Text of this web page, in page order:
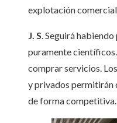
explotación
J. S. Seguirá
puramente
comprar servicios.
y privados permitirán
de forma competitiva.